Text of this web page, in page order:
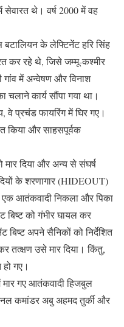
सेवारत थे। वर्ष 2000 में वह
बटालियन के लेफ्टिनेंट हरि सिंह
कर रहे थे, जिसे जम्मू-कश्मीर
में अन्वेषण और विनाश
कार्य सौंपा गया था।
प्रचंड फायरिंग में घिर गए।
किया और साहसपूर्वक
दिया और अन्य से संघर्ष
के शरणागार (HIDEOUT)
आतंकवादी निकला और पिका
को गंभीर घायल कर
बिष्ट अपने सैनिकों को निर्देशित
उसे मार दिया। किंतु,
गए।
गए आतंकवादी हिजबुल
कमांडर अबु अहमद तुर्की और